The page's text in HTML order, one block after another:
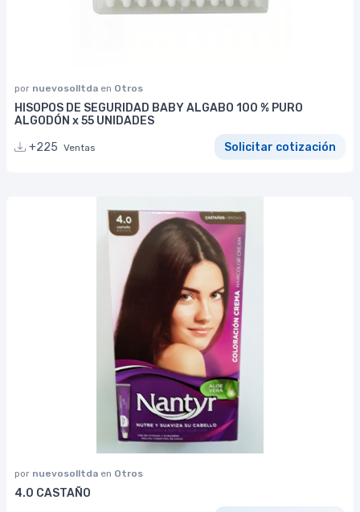
por nuevosolltda en Otros
HISOPOS DE SEGURIDAD BABY ALGABO 100 % PURO
ALGODÓN x 55 UNIDADES
+225 Ventas Solicitar cotización
por nuevosolltda en Otros
4.0 CASTAÑO